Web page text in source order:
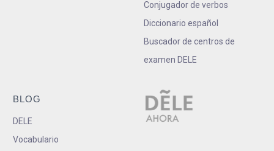
Conjugador de verbos
Diccionario español
Buscador de centros de
examen DELE
BLOG
DELE
Vocabulario